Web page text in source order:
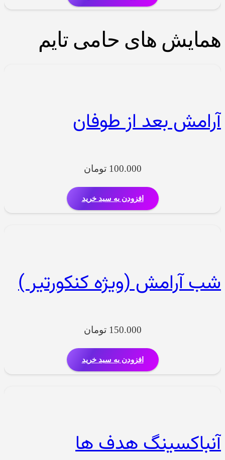
همایش های حامی تایم
آرامش بعد از طوفان
100.000 تومان
افزودن به سبد خرید
شب آرامش (ویژه کنکورتیر )
150.000 تومان
افزودن به سبد خرید
آنباکسینگ هدف ها